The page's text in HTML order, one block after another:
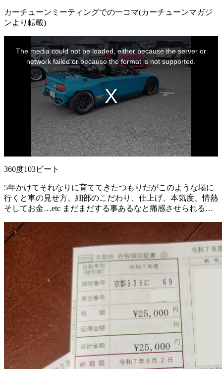
カーチューンミーティングでの一コマ(カーチューンマガジ
ンより転載)
The media could not be loaded, either because the server or
network failed or because the format is not supported.
360度103ビート
5年かけてそれなりに育ててきたつもりだがこのような場に
行くと車の見せ方、細部のこだわり、仕上げ、本気度、情熱
そしてお金…etc まだまだする事あるなと痛感させられる…